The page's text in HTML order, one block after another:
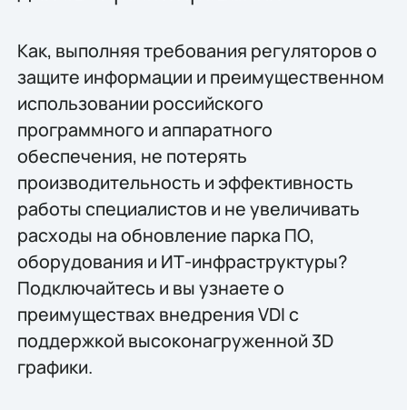
Как, выполняя требования регуляторов о
защите информации и преимущественном
использовании российского
программного и аппаратного
обеспечения, не потерять
производительность и эффективность
работы специалистов и не увеличивать
расходы на обновление парка ПО,
оборудования и ИТ-инфраструктуры?
Подключайтесь и вы узнаете о
преимуществах внедрения VDI с
поддержкой высоконагруженной 3D
графики.